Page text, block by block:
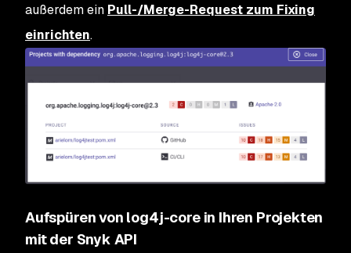
außerdem ein Pull-/Merge-Request zum Fixing
einrichten.
Aufspüren von log4j-core in Ihren Projekten
mit der Snyk API